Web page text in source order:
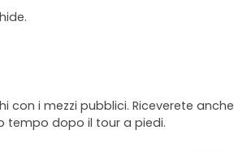
i mezzi pubblici. Riceverete anche
tempo dopo il tour a piedi.